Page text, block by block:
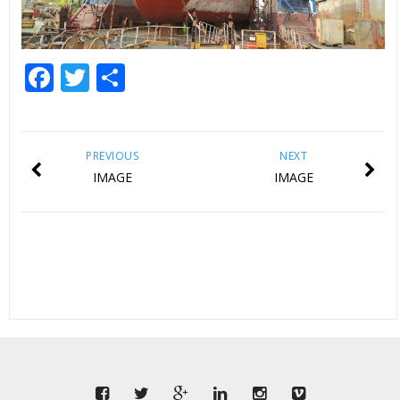
Facebook
Twitter
Share
NEXT
IMAGE
PREVIOUS
IMAGE